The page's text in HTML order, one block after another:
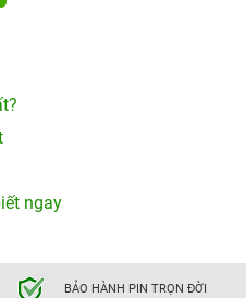
ngay
BẢO HÀNH PIN TRỌN ĐỜI